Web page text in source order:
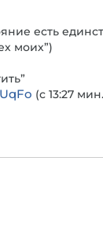
есть
моих”)
(с 13:27